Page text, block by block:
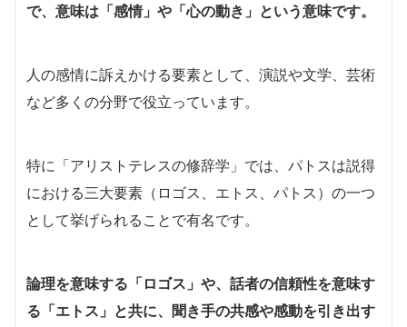
で、意味は「感情」や「心の動き」という意味です。
人の感情に訴えかける要素として、演説や文学、芸術
など多くの分野で役立っています。
特に「アリストテレスの修辞学」では、パトスは説得
における三大要素（ロゴス、エトス、パトス）の一つ
として挙げられることで有名です。
論理を意味する「ロゴス」や、話者の信頼性を意味す
る「エトス」と共に、聞き手の共感や感動を引き出す